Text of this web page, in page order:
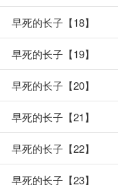
早死的长子【18】
早死的长子【19】
早死的长子【20】
早死的长子【21】
早死的长子【22】
早死的长子【23】